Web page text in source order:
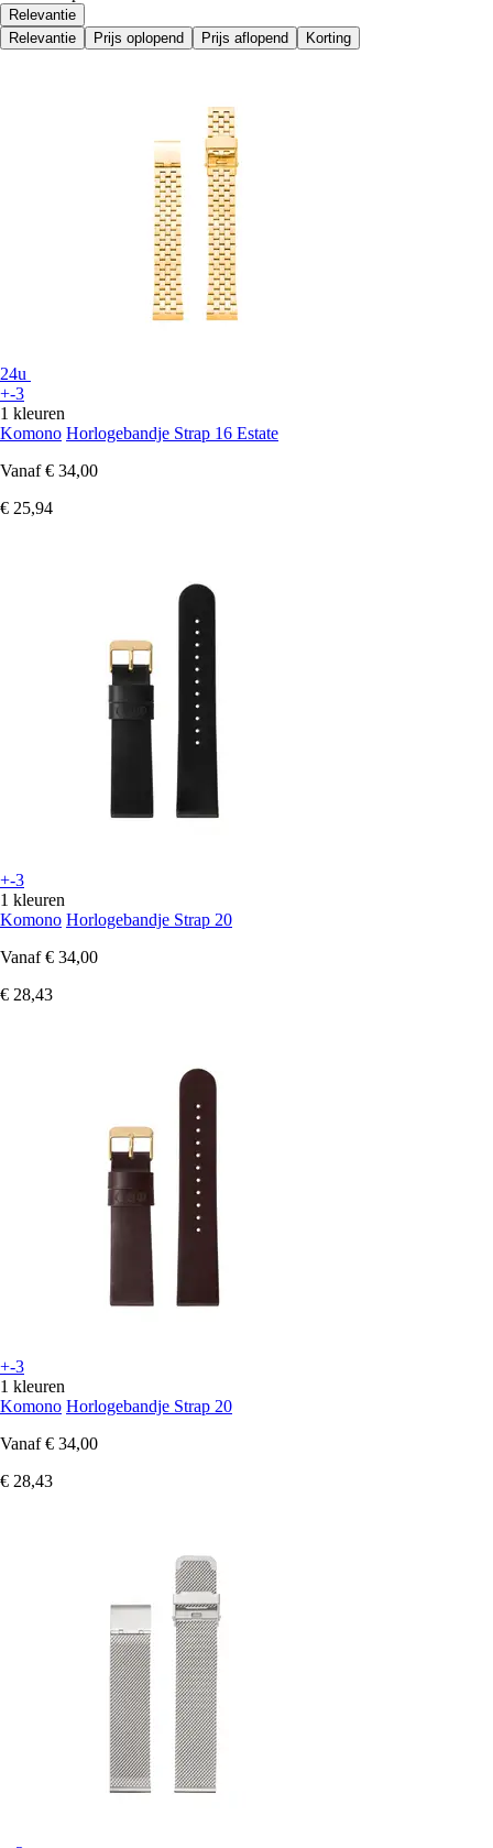
Relevantie
Relevantie
Prijs oplopend Prijs aflopend Korting
24u
+-3
1 kleuren
Komono Horlogebandje Strap 16 Estate
Vanaf € 34,00
€ 25,94
+-3
1 kleuren
Komono Horlogebandje Strap 20
Vanaf € 34,00
€ 28,43
+-3
1 kleuren
Komono Horlogebandje Strap 20
Vanaf € 34,00
€ 28,43